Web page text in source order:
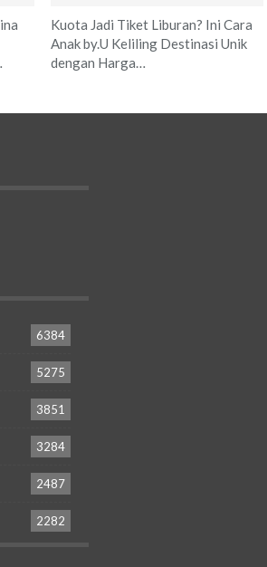
Kuota Jadi Tiket Liburan? Ini Cara
Anak by.U Keliling Destinasi Unik
dengan Harga…
6384
5275
3851
3284
2487
2282